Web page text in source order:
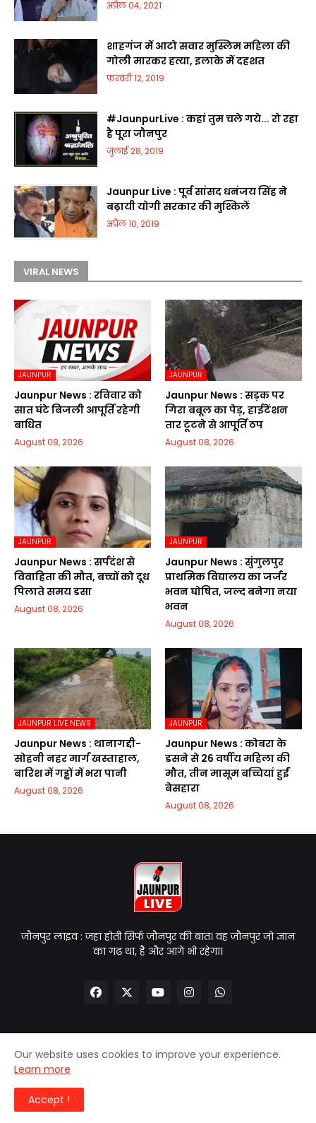
अप्रैल 04, 2021
शाहगंज में आटो सवार मुस्लिम महिला की
गोली मारकर हत्या, इलाके में दहशत
फ़रवरी 12, 2019
#JaunpurLive : कहां तुम चले गये... रो रहा
है पूरा जौनपुर
जुलाई 28, 2019
Jaunpur Live : पूर्व सांसद धनंजय सिंह ने
बढ़ायी योगी सरकार की मुश्किलें
अप्रैल 10, 2019
VIRAL NEWS
JAUNPUR
Jaunpur News : रविवार को
सात घंटे बिजली आपूर्ति रहेगी
बाधित
August 08, 2026
JAUNPUR
Jaunpur News : सड़क पर
गिरा बबूल का पेड़, हाईटेंशन
तार टूटने से आपूर्ति ठप
August 08, 2026
JAUNPUR
Jaunpur News : सर्पदंश से
विवाहिता की मौत, बच्चों को दूध
पिलाते समय डसा
August 08, 2026
JAUNPUR
Jaunpur News : सुंगुलपुर
प्राथमिक विद्यालय का जर्जर
भवन घोषित, जल्द बनेगा नया
भवन
August 08, 2026
JAUNPUR LIVE NEWS
Jaunpur News : थानागद्दी-
सोहनी नहर मार्ग खस्ताहाल,
बारिश में गड्ढों में भरा पानी
August 08, 2026
JAUNPUR
Jaunpur News : कोबरा के
डसने से 26 वर्षीय महिला की
मौत, तीन मासूम बच्चियां हुईं
बेसहारा
August 08, 2026
जौनपुर लाइव : जहां होती सिर्फ जौनपुर की बात। वह जौनपुर जो ज्ञान
का गढ़ था, है और आगे भी रहेगा।
© 2025
Home About Us Contact Us
Privacy Policy
Our website uses cookies to improve your experience.
Learn more
Accept !